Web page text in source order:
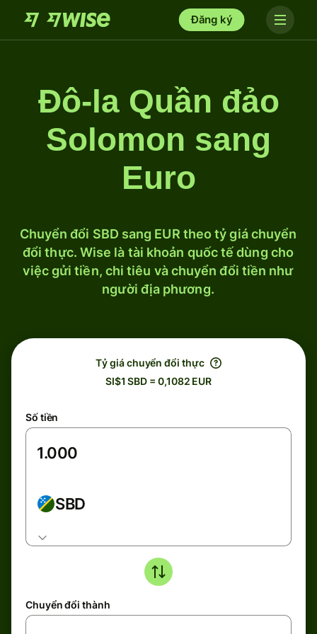
Đăng ký
Đô-la Quần đảo
Solomon sang
Euro
Chuyển đổi SBD sang EUR theo tỷ giá chuyển
đổi thực. Wise là tài khoản quốc tế dùng cho
việc gửi tiền, chi tiêu và chuyển đổi tiền như
người địa phương.
Tỷ giá chuyển đổi thực
SI$1 SBD = 0,1082 EUR
Số tiền
SBD
Chuyển đổi thành